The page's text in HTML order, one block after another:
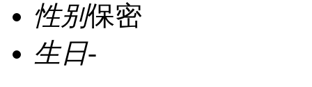
性别保密
生日-